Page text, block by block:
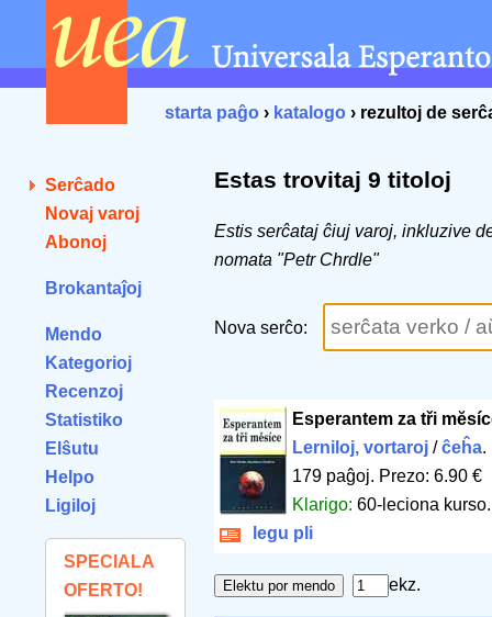
starta paĝo › katalogo › rezultoj de
Serĉado
Novaj varoj
Abonoj
Brokantaĵoj
Mendo
Kategorioj
Recenzoj
Statistiko
Elŝutu
Helpo
Ligiloj
SPECIALA
OFERTO!
Estas trovitaj 9 titoloj
Estis serĉataj ĉiuj varoj, inkluzive
nomata "Petr Chrdle"
Nova serĉo:
Esperantem za tři
Lerniloj, vortaroj /ĉeĥa.
179 paĝoj. Prezo: 6.90 €
Klarigo: 60-leciona kurso.
legu pli
ekz.